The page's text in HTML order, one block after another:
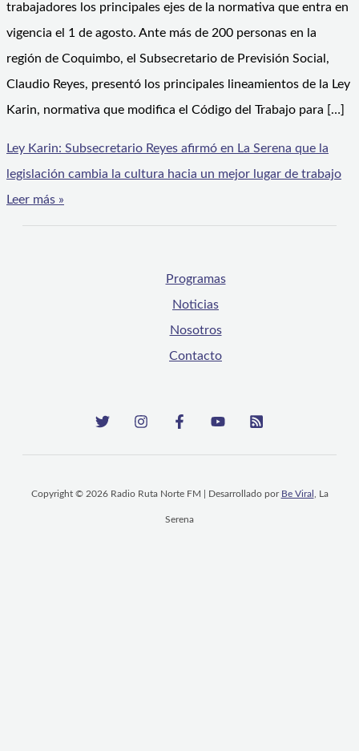
trabajadores los principales ejes de la normativa que entra en
vigencia el 1 de agosto. Ante más de 200 personas en la
región de Coquimbo, el Subsecretario de Previsión Social,
Claudio Reyes, presentó los principales lineamientos de la Ley
Karin, normativa que modifica el Código del Trabajo para […]
Ley Karin: Subsecretario Reyes afirmó en La Serena que la
legislación cambia la cultura hacia un mejor lugar de trabajo
Leer más »
Programas
Noticias
Nosotros
Contacto
Copyright © 2026 Radio Ruta Norte FM | Desarrollado por Be Viral , La
Serena